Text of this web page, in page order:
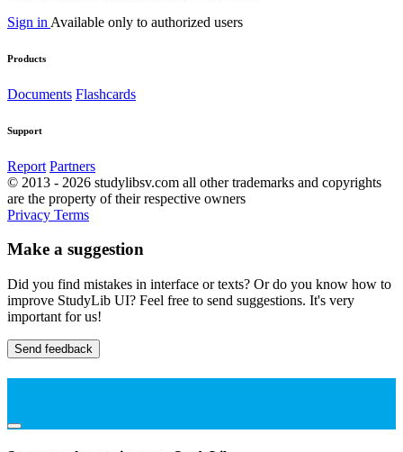
Sign in Available only to authorized users
Products
Documents Flashcards
Support
Report Partners
© 2013 - 2026 studylibsv.com all other trademarks and copyrights
are the property of their respective owners
Privacy Terms
Make a suggestion
Did you find mistakes in interface or texts? Or do you know how to
improve StudyLib UI? Feel free to send suggestions. It's very
important for us!
Send feedback